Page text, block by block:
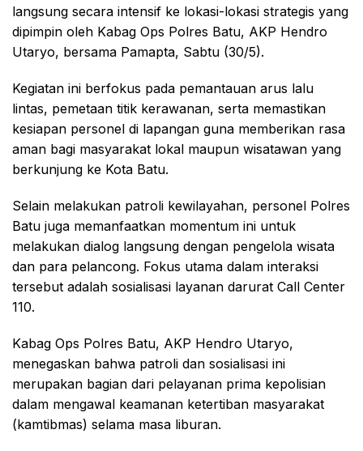
langsung secara intensif ke lokasi-lokasi strategis yang
dipimpin oleh Kabag Ops Polres Batu, AKP Hendro
Utaryo, bersama Pamapta, Sabtu (30/5).
Kegiatan ini berfokus pada pemantauan arus lalu
lintas, pemetaan titik kerawanan, serta memastikan
kesiapan personel di lapangan guna memberikan rasa
aman bagi masyarakat lokal maupun wisatawan yang
berkunjung ke Kota Batu.
Selain melakukan patroli kewilayahan, personel Polres
Batu juga memanfaatkan momentum ini untuk
melakukan dialog langsung dengan pengelola wisata
dan para pelancong. Fokus utama dalam interaksi
tersebut adalah sosialisasi layanan darurat Call Center
110.
Kabag Ops Polres Batu, AKP Hendro Utaryo,
menegaskan bahwa patroli dan sosialisasi ini
merupakan bagian dari pelayanan prima kepolisian
dalam mengawal keamanan ketertiban masyarakat
(kamtibmas) selama masa liburan.